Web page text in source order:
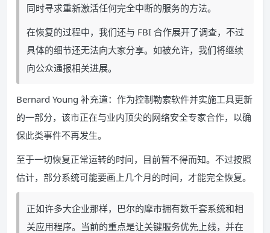
同时寻求重新激活任何完全中断的服务的方法。
在恢复的过程中，我们还与 FBI 合作展开了调查，不过
具体的细节还无法向大家分享。如被允许，我们将继续
向公众通报相关进展。
Bernard Young 补充道：作为控制勒索软件并实施工具更新
的一部分，该市正在与业内顶尖的网络安全专家合作，以确
保此类事件不再发生。
至于一切恢复正常运转的时间，目前暂不得而知。不过按照
估计，部分系统可能要画上几个月的时间，才能完全恢复。
正如许多大企业那样，巴尔的摩市拥有数千套系统和相
关应用程序。当前的重点是让关键服务优先上线，并在